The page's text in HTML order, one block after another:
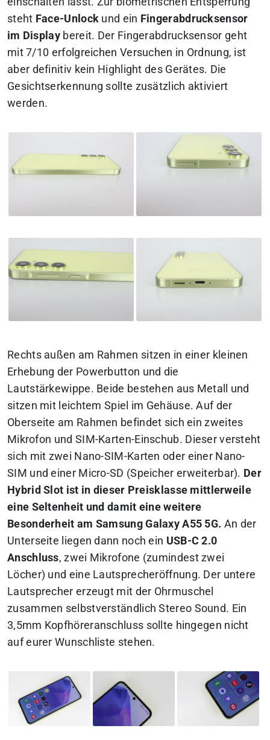
steht Face-Unlock und ein Fingerabdrucksensor
im Display bereit. Der Fingerabdrucksensor geht
mit 7/10 erfolgreichen Versuchen in Ordnung, ist
aber definitiv kein Highlight des Gerätes. Die
Gesichtserkennung sollte zusätzlich aktiviert
werden.
Rechts außen am Rahmen sitzen in einer kleinen
Erhebung der Powerbutton und die
Lautstärkewippe. Beide bestehen aus Metall und
sitzen mit leichtem Spiel im Gehäuse. Auf der
Oberseite am Rahmen befindet sich ein zweites
Mikrofon und SIM-Karten-Einschub. Dieser versteht
sich mit zwei Nano-SIM-Karten oder einer Nano-
SIM und einer Micro-SD (Speicher erweiterbar). Der
Hybrid Slot ist in dieser Preisklasse mittlerweile
eine Seltenheit und damit eine weitere
Besonderheit am Samsung Galaxy A55 5G. An der
Unterseite liegen dann noch ein USB-C 2.0
Anschluss, zwei Mikrofone (zumindest zwei
Löcher) und eine Lautsprecheröffnung. Der untere
Lautsprecher erzeugt mit der Ohrmuschel
zusammen selbstverständlich Stereo Sound. Ein
3,5mm Kopfhöreranschluss sollte hingegen nicht
auf eurer Wunschliste stehen.